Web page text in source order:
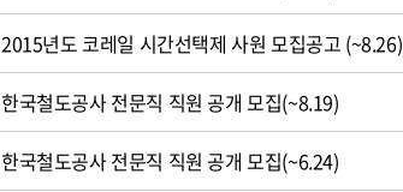
2015년도 코레일 시간선택제 사원 모집공고 (~8.26)
한국철도공사 전문직 직원 공개 모집(~8.19)
한국철도공사 전문직 직원 공개 모집(~6.24)